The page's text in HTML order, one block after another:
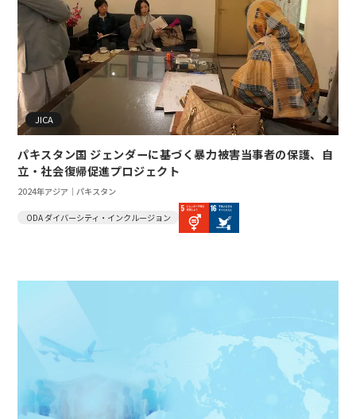
JICA
パキスタン国 ジェンダーに基づく暴力被害当事者の保護、自
立・社会復帰促進プロジェクト
2024年アジア｜パキスタン
ODA ダイバーシティ・インクルージョン